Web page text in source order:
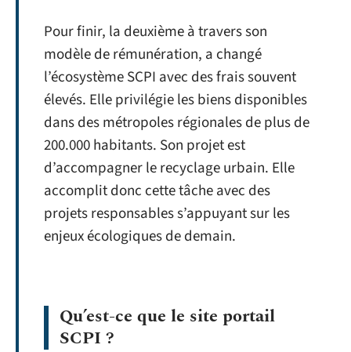
Pour finir, la deuxième à travers son
modèle de rémunération, a changé
l’écosystème SCPI avec des frais souvent
élevés. Elle privilégie les biens disponibles
dans des métropoles régionales de plus de
200.000 habitants. Son projet est
d’accompagner le recyclage urbain. Elle
accomplit donc cette tâche avec des
projets responsables s’appuyant sur les
enjeux écologiques de demain.
Qu’est-ce que le site portail
SCPI ?